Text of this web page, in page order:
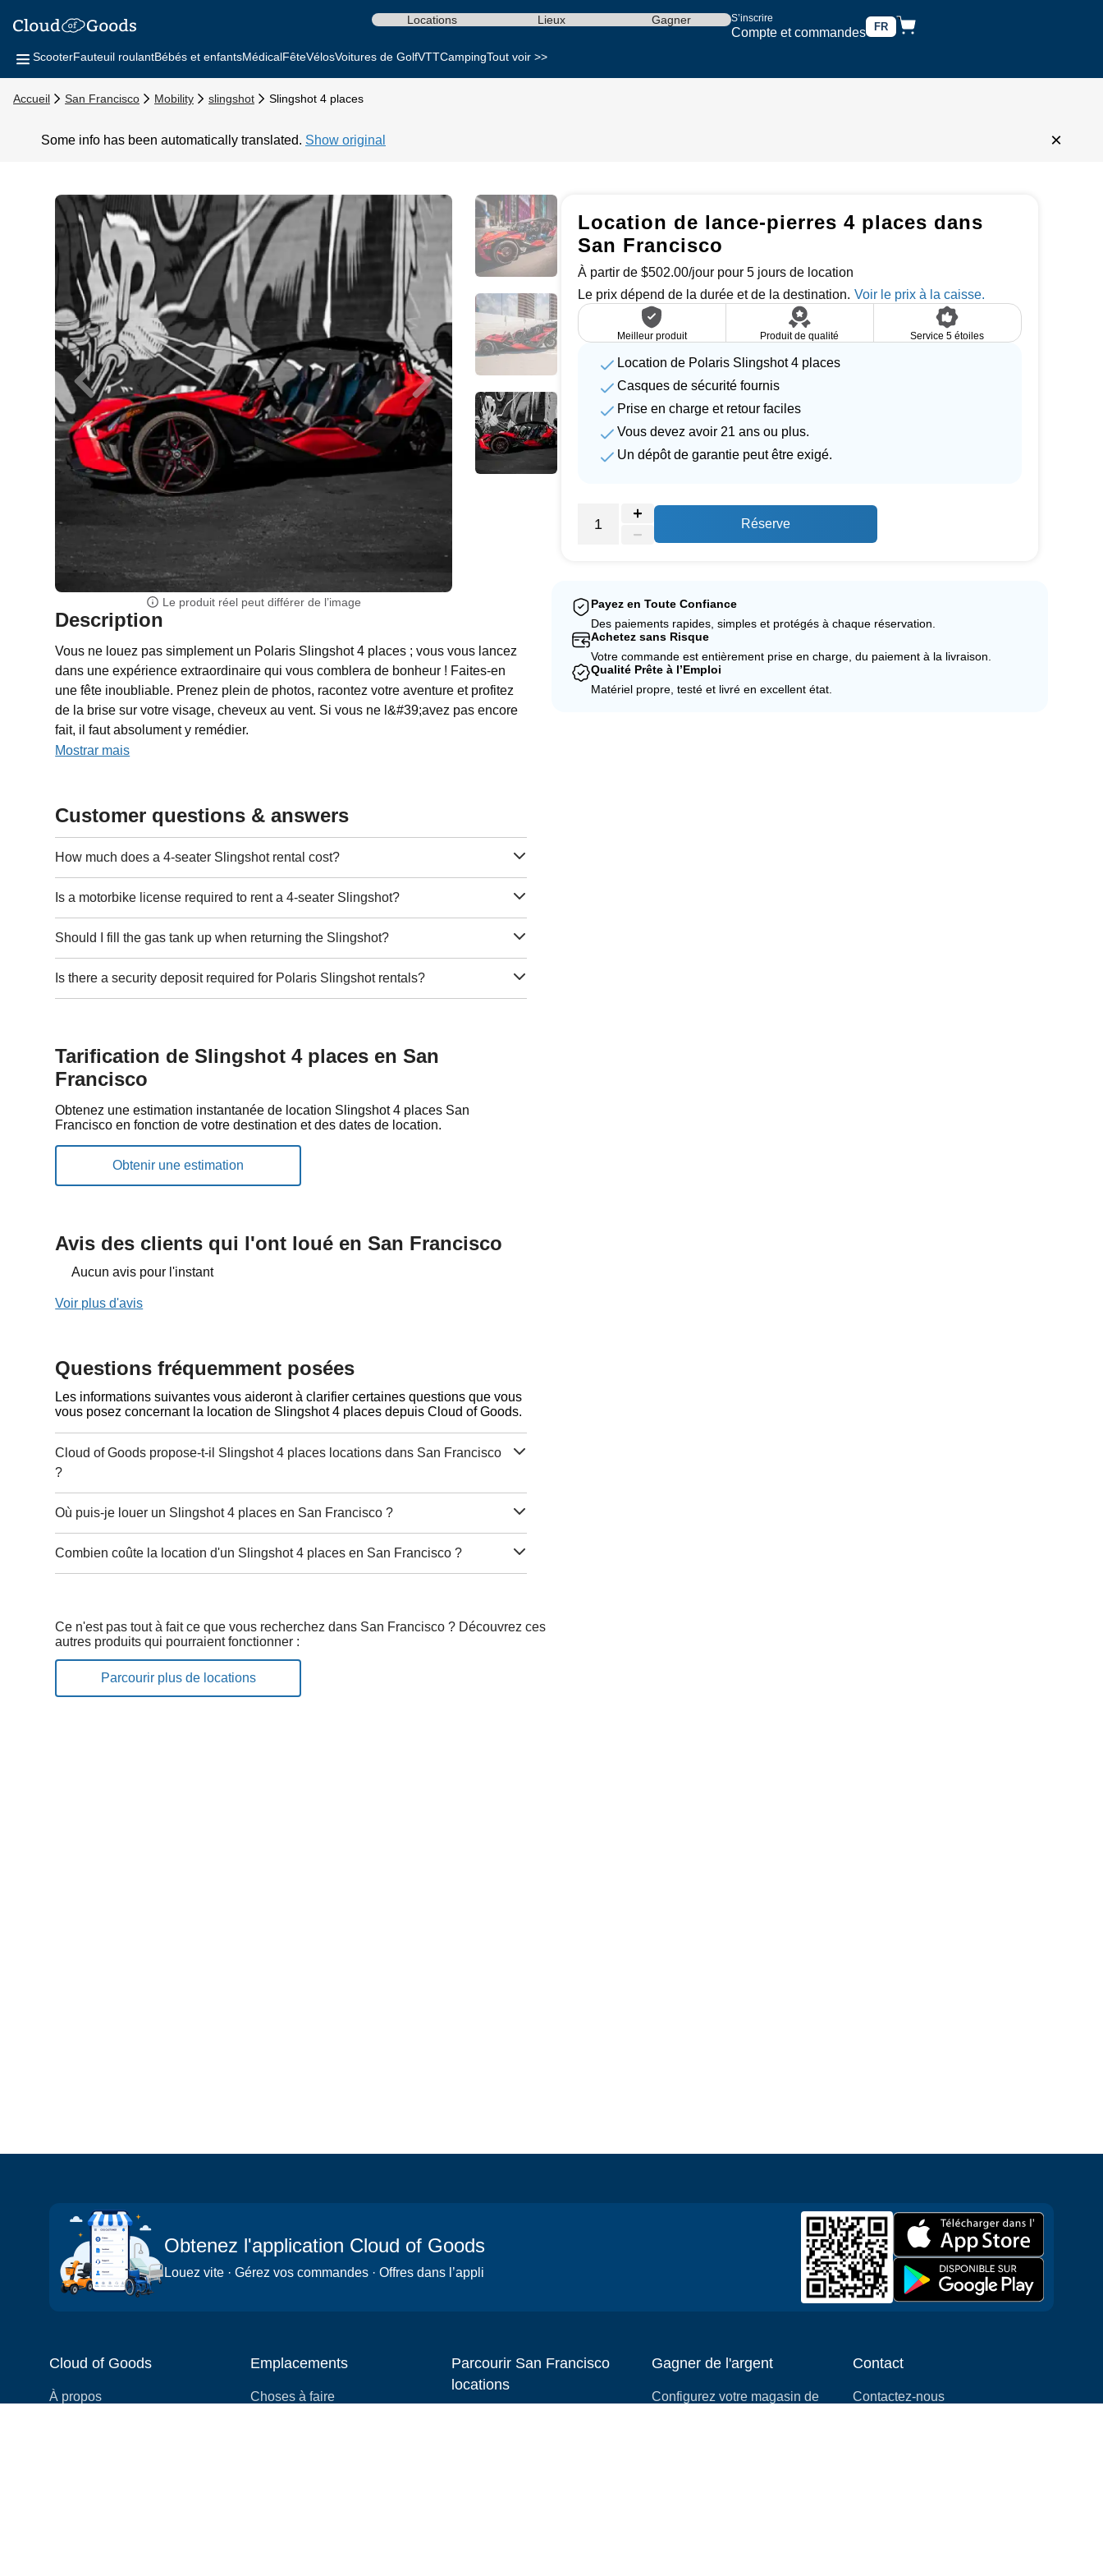
S’inscrire
Compte et commandes FR
Locations Lieux Gagner
ScooterFauteuil roulantBébés et enfantsMédicalFêteVélosVoitures de GolfVTTCampingTout voir >>
Accueil San Francisco Mobility slingshot Slingshot 4 places
Some info has been automatically translated. Show original ×
Le produit réel peut différer de l’image
Description
Vous ne louez pas simplement un Polaris Slingshot 4 places ; vous vous lancez
dans une expérience extraordinaire qui vous comblera de bonheur ! Faites-en
une fête inoubliable. Prenez plein de photos, racontez votre aventure et profitez
de la brise sur votre visage, cheveux au vent. Si vous ne l&#39;avez pas encore
fait, il faut absolument y remédier.
Mostrar mais
Customer questions & answers
How much does a 4-seater Slingshot rental cost?
Is a motorbike license required to rent a 4-seater Slingshot?
Should I fill the gas tank up when returning the Slingshot?
Is there a security deposit required for Polaris Slingshot rentals?
Tarification de Slingshot 4 places en San
Francisco
Obtenez une estimation instantanée de location Slingshot 4 places San
Francisco en fonction de votre destination et des dates de location.
Avis des clients qui l'ont loué en San Francisco
Aucun avis pour l'instant
Voir plus d'avis
Questions fréquemment posées
Les informations suivantes vous aideront à clarifier certaines questions que vous
vous posez concernant la location de Slingshot 4 places depuis Cloud of Goods.
Cloud of Goods propose-t-il Slingshot 4 places locations dans San Francisco
?
Où puis-je louer un Slingshot 4 places en San Francisco ?
Combien coûte la location d'un Slingshot 4 places en San Francisco ?
Ce n'est pas tout à fait ce que vous recherchez dans San Francisco ? Découvrez ces
autres produits qui pourraient fonctionner :
Parcourir plus de locations
Location de lance-pierres 4 places dans
San Francisco
À partir de $502.00/jour pour 5 jours de location
Le prix dépend de la durée et de la destination.
Meilleur produit Produit de qualité Service 5 étoiles
Location de Polaris Slingshot 4 places
Casques de sécurité fournis
Prise en charge et retour faciles
Vous devez avoir 21 ans ou plus.
Un dépôt de garantie peut être exigé.
Réserve
Payez en Toute Confiance
Des paiements rapides, simples et protégés à chaque réservation.
Achetez sans Risque
Votre commande est entièrement prise en charge, du paiement à la livraison.
Qualité Prête à l’Emploi
Matériel propre, testé et livré en excellent état.
Obtenez l'application Cloud of Goods
Louez vite · Gérez vos commandes · Offres dans l’appli
Cloud of Goods
À propos
Emplacements
Choses à faire
Parcourir San Francisco
locations
Gagner de l'argent
Configurez votre magasin de
Contact
Contactez-nous